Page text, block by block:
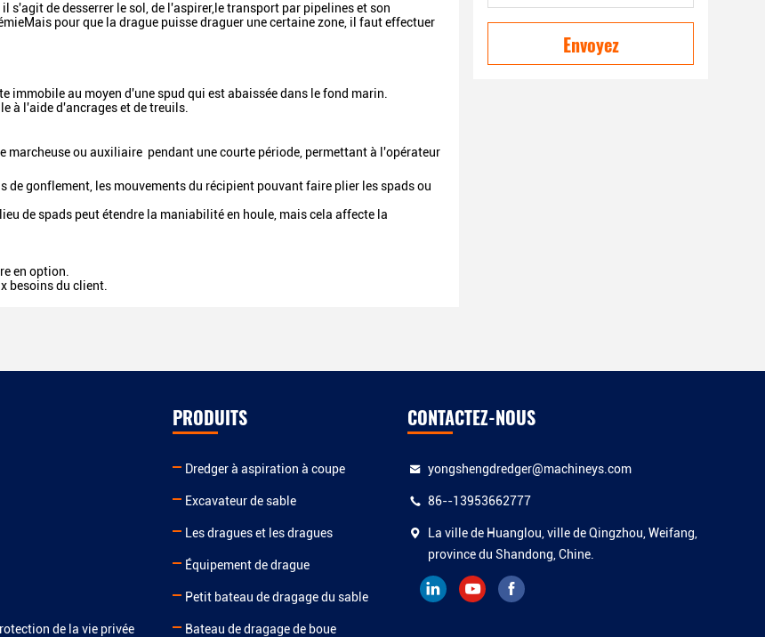
s'agit de desserrer le sol, de l'aspirer,le transport par pipelines et son
pour que la drague puisse draguer une certaine zone, il faut effectuer
immobile au moyen d'une spud qui est abaissée dans le fond marin.
à l'aide d'ancrages et de treuils.
marcheuse ou auxiliaire  pendant une courte période, permettant à l'opérateur
de gonflement, les mouvements du récipient pouvant faire plier les spads ou
de spads peut étendre la maniabilité en houle, mais cela affecte la
en option.
besoins du client.
Envoyez
de la vie privée
PRODUITS
Dredger à aspiration à coupe
Excavateur de sable
Les dragues et les dragues
Équipement de drague
Petit bateau de dragage du sable
Bateau de dragage de boue
CONTACTEZ-NOUS
yongshengdredger@machineys.com
86--13953662777
La ville de Huanglou, ville de Qingzhou, Weifang,
province du Shandong, Chine.